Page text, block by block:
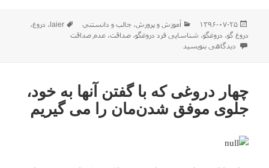
ارسال
شده
در
۱۳۹۶-۰۷-۲۵ دسته‌ها
آموزش و پرورش،جالب و دانستني برچسب‌ها
laier ، دروغ،
دروغ گو، دروغگو، شناسایی فرد دروغگو،صداقت،عدم صداقت
برای ۸ راه ساده برای شناسایی فرد دروغگو
دیدگاهی بنویسید
چهار دروغی که با گفتن آنها به خود،
جلوی موفق شدن‌مان را می گیریم